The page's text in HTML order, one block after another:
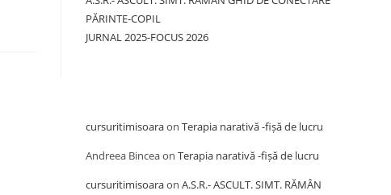
PĂRINTE-COPIL
JURNAL 2025-FOCUS 2026
cursuritimisoaraon Terapia narativă -fișă de lucru
Andreea Binceaon Terapia narativă -fișă de lucru
cursuritimisoaraon A.S.R.- ASCULT. SIMT. RĂMÂN